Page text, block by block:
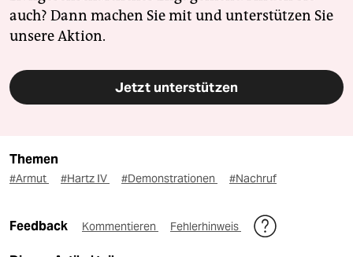
auch? Dann machen Sie mit und unterstützen Sie
unsere Aktion.
Jetzt unterstützen
Themen
#Armut #Hartz IV #Demonstrationen #Nachruf
Feedback Kommentieren Fehlerhinweis